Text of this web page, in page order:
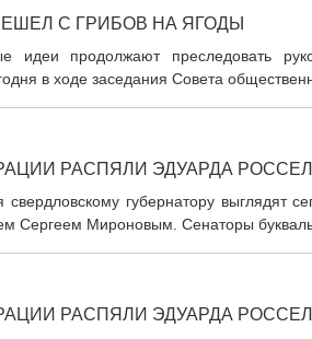
С ГРИБОВ НА ЯГОДЫ
идеи продолжают преследовать
в ходе заседания Совета
РАСПЯЛИ ЭДУАРДА
свердловскому губернатору выглядят
Сергеем Мироновым. Сенаторы
РАСПЯЛИ ЭДУАРДА